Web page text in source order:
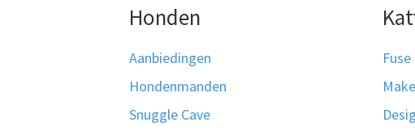
Honden
Aanbiedingen
Hondenmanden
Snuggle Cave